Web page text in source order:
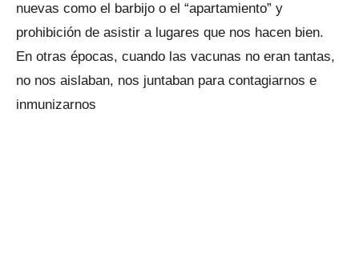
nuevas como el barbijo o el “apartamiento” y
prohibición de asistir a lugares que nos hacen bien.
En otras épocas, cuando las vacunas no eran tantas,
no nos aislaban, nos juntaban para contagiarnos e
inmunizarnos